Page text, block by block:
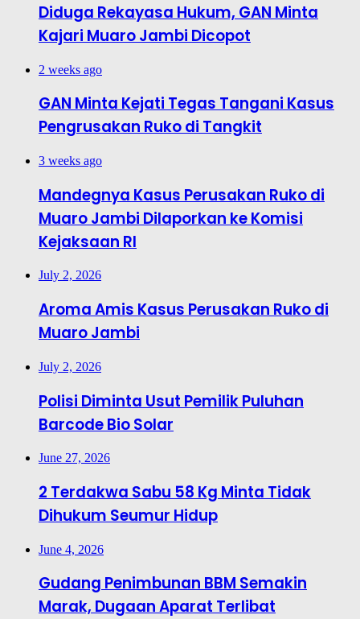
Diduga Rekayasa Hukum, GAN Minta
Kajari Muaro Jambi Dicopot
2 weeks ago
GAN Minta Kejati Tegas Tangani Kasus
Pengrusakan Ruko di Tangkit
3 weeks ago
Mandegnya Kasus Perusakan Ruko di
Muaro Jambi Dilaporkan ke Komisi
Kejaksaan RI
July 2, 2026
Aroma Amis Kasus Perusakan Ruko di
Muaro Jambi
July 2, 2026
Polisi Diminta Usut Pemilik Puluhan
Barcode Bio Solar
June 27, 2026
2 Terdakwa Sabu 58 Kg Minta Tidak
Dihukum Seumur Hidup
June 4, 2026
Gudang Penimbunan BBM Semakin
Marak, Dugaan Aparat Terlibat